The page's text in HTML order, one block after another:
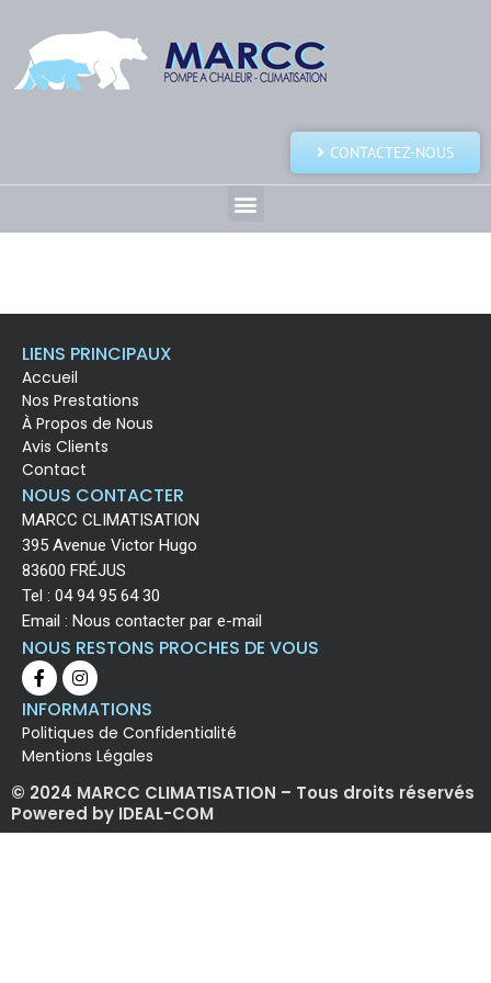
CONTACTEZ-NOUS
LIENS PRINCIPAUX
Accueil
Nos Prestations
À Propos de Nous
Avis Clients
Contact
NOUS CONTACTER
MARCC CLIMATISATION
395 Avenue Victor Hugo
83600 FRÉJUS
Tel : 04 94 95 64 30
Email : Nous contacter par e-mail
NOUS RESTONS PROCHES DE VOUS
INFORMATIONS
Politiques de Confidentialité
Mentions Légales
© 2024 MARCC CLIMATISATION – Tous droits réservés
Powered by IDEAL-COM